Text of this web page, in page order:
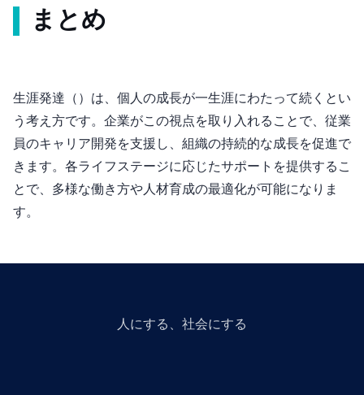
まとめ
生涯発達（Lifespan Development）は、個人の成長が一生涯にわたって続くとい
う考え方です。企業がこの視点を取り入れることで、従業
員のキャリア開発を支援し、組織の持続的な成長を促進で
きます。各ライフステージに応じたサポートを提供するこ
とで、多様な働き方や人材育成の最適化が可能になりま
す。
人にGiveする、社会にGiveする